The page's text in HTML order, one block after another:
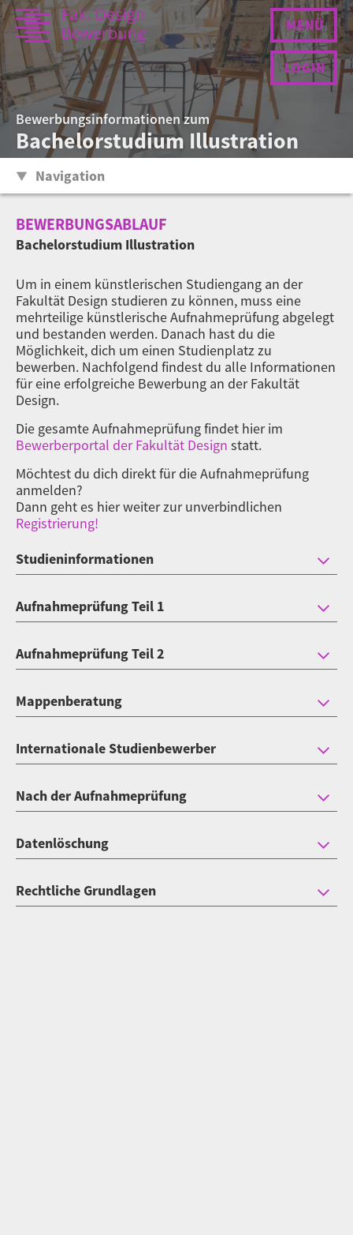
MENÜ
LOGIN
Bewerbungsinformationen zum
Bachelorstudium Illustration
BEWERBUNGSABLAUF
Bachelorstudium Illustration
Um in einem künstlerischen Studiengang an der
Fakultät Design studieren zu können, muss eine
mehrteilige künstlerische Aufnahmeprüfung abgelegt
und bestanden werden. Danach hast du die
Möglichkeit, dich um einen Studienplatz zu
bewerben. Nachfolgend findest du alle Informationen
für eine erfolgreiche Bewerbung an der Fakultät
Design.
Die gesamte Aufnahmeprüfung findet hier im
Bewerberportal der Fakultät Design statt.
Möchtest du dich direkt für die Aufnahmeprüfung
anmelden?
Dann geht es hier weiter zur unverbindlichen
Registrierung!
Studieninformationen
Aufnahmeprüfung Teil 1
Aufnahmeprüfung Teil 2
Mappenberatung
Internationale Studienbewerber
Nach der Aufnahmeprüfung
Datenlöschung
Rechtliche Grundlagen
Navigation